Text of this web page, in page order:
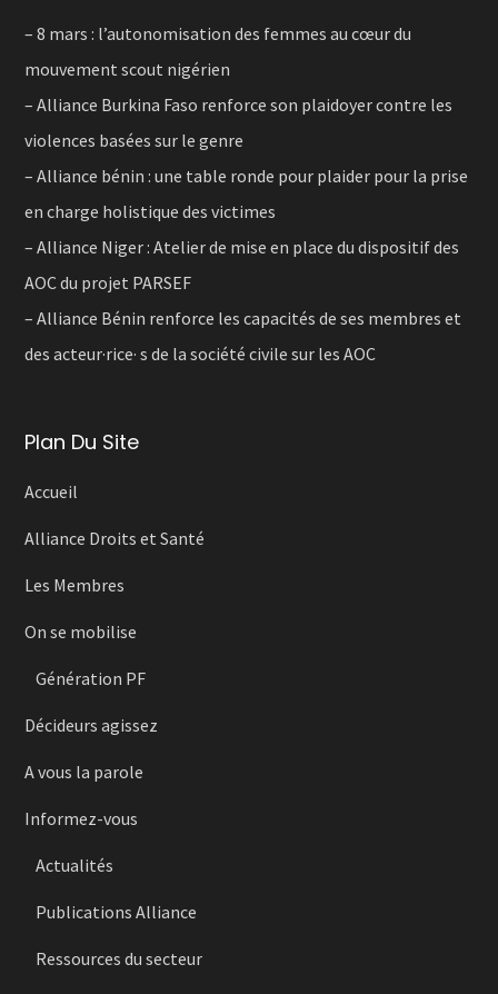
– 8 mars : l’autonomisation des femmes au cœur du
mouvement scout nigérien
– Alliance Burkina Faso renforce son plaidoyer contre les
violences basées sur le genre
– Alliance bénin : une table ronde pour plaider pour la prise
en charge holistique des victimes
– Alliance Niger : Atelier de mise en place du dispositif des
AOC du projet PARSEF
– Alliance Bénin renforce les capacités de ses membres et
des acteur·rice· s de la société civile sur les AOC
Plan Du Site
Accueil
Alliance Droits et Santé
Les Membres
On se mobilise
Génération PF
Décideurs agissez
A vous la parole
Informez-vous
Actualités
Publications Alliance
Ressources du secteur